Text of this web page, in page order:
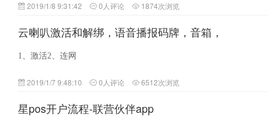
2019/1/8 9:31:42 0人评论 1874次浏览
云喇叭激活和解绑，语音播报码牌，音箱，
1、激活2、连网
2019/1/7 9:48:10 0人评论 6512次浏览
星pos开户流程-联营伙伴app